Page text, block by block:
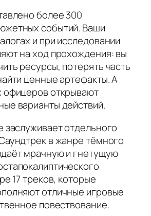
более 300
событий. Ваши
и при исследовании
на ход прохождения: вы
ресурсы, потерять часть
ценные артефакты. А
офицеров открывают
варианты действий.
заслуживает отдельного
в жанре тёмного
мрачную и гнетущую
17 треков, которые
отличные игровые
повествование.